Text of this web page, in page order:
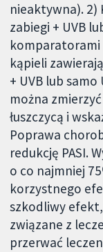
nieaktywna). 2)
zabiegi + UVB
komparatorami
kąpieli
+ UVB lub samo
można
łuszczycą i
Poprawa
redukcję PASI.
o co najmniej
korzystnego
szkodliwy
związane z
przerwać